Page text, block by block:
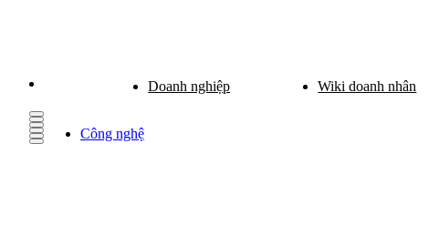
Doanh nghiệp Wiki doanh nhân
Công nghệ